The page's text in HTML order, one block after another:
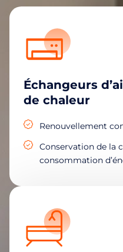
Échangeurs
de chaleur
Renouvellement
Conservation de la
consommation